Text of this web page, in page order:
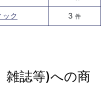
ク 3 件
雑誌等)への商